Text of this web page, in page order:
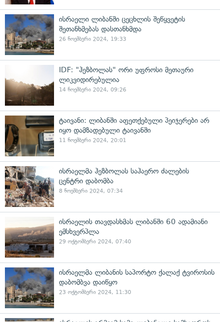
ისრაელი ლიბანში ცეცხლის შეწყვეტის
შეთანხმებას დასთანხმდა
26 ნოემბერი 2024, 19:33
IDF: "ჰეზბოლას" ორი უფროსი მეთაური
ლიკვიდირებულია
14 ნოემბერი 2024, 09:26
ტაივანი: ლიბანში აფეთქებული პეიჯერები არ
იყო დამზადებული ტაივანში
11 ნოემბერი 2024, 20:01
ისრაელმა ჰეზბოლას საჰაერო ძალების
ცენტრი დაბომბა
8 ნოემბერი 2024, 07:34
ისრაელის თავდასხმას ლიბანში 60 ადამიანი
ემსხვერპლა
29 ოქტომბერი 2024, 07:40
ისრაელმა ლიბანის საპორტო ქალაქ ტვიროსის
დაბომბვა დაიწყო
23 ოქტომბერი 2024, 11:30